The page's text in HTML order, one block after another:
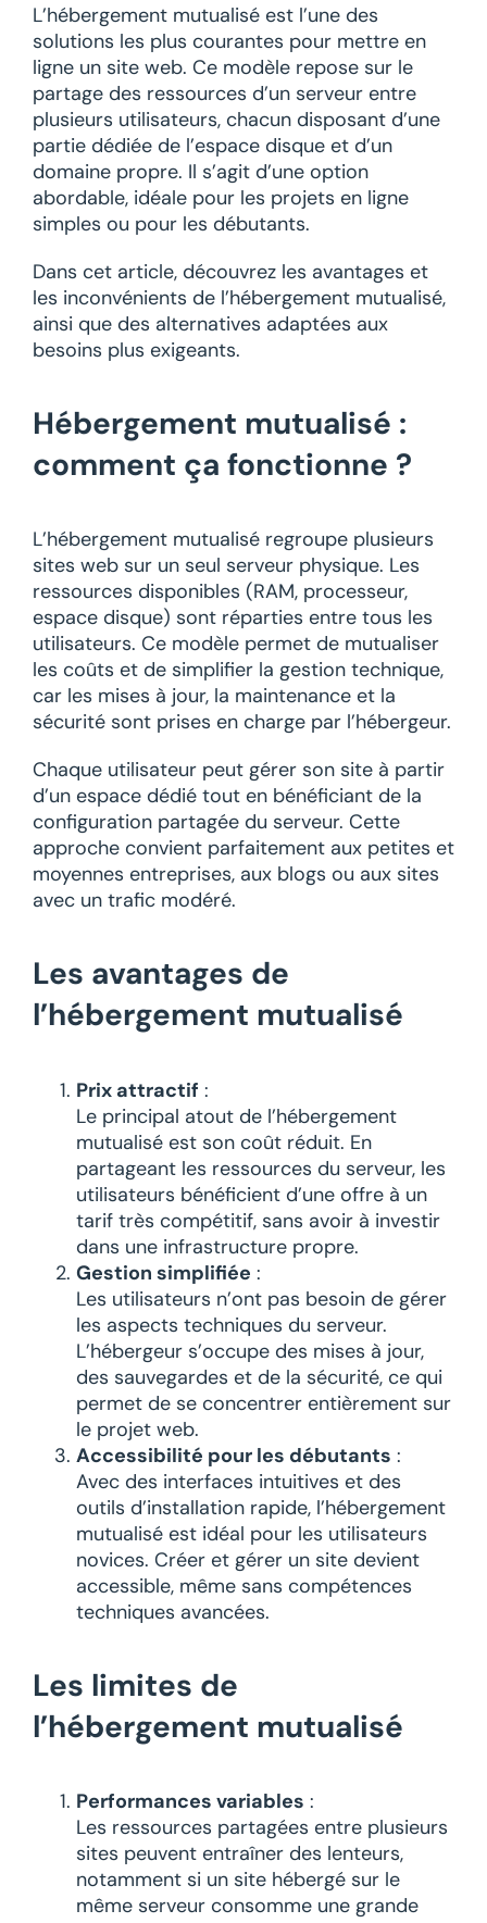
L’hébergement mutualisé est l’une des
solutions les plus courantes pour mettre en
ligne un site web. Ce modèle repose sur le
partage des ressources d’un serveur entre
plusieurs utilisateurs, chacun disposant d’une
partie dédiée de l’espace disque et d’un
domaine propre. Il s’agit d’une option
abordable, idéale pour les projets en ligne
simples ou pour les débutants.
Dans cet article, découvrez les avantages et
les inconvénients de l’hébergement mutualisé,
ainsi que des alternatives adaptées aux
besoins plus exigeants.
Hébergement mutualisé :
comment ça fonctionne ?
L’hébergement mutualisé regroupe plusieurs
sites web sur un seul serveur physique. Les
ressources disponibles (RAM, processeur,
espace disque) sont réparties entre tous les
utilisateurs. Ce modèle permet de mutualiser
les coûts et de simplifier la gestion technique,
car les mises à jour, la maintenance et la
sécurité sont prises en charge par l’hébergeur.
Chaque utilisateur peut gérer son site à partir
d’un espace dédié tout en bénéficiant de la
configuration partagée du serveur. Cette
approche convient parfaitement aux petites et
moyennes entreprises, aux blogs ou aux sites
avec un trafic modéré.
Les avantages de
l’hébergement mutualisé
Prix attractif :
Le principal atout de l’hébergement
mutualisé est son coût réduit. En
partageant les ressources du serveur, les
utilisateurs bénéficient d’une offre à un
tarif très compétitif, sans avoir à investir
dans une infrastructure propre.
Gestion simplifiée :
Les utilisateurs n’ont pas besoin de gérer
les aspects techniques du serveur.
L’hébergeur s’occupe des mises à jour,
des sauvegardes et de la sécurité, ce qui
permet de se concentrer entièrement sur
le projet web.
Accessibilité pour les débutants :
Avec des interfaces intuitives et des
outils d’installation rapide, l’hébergement
mutualisé est idéal pour les utilisateurs
novices. Créer et gérer un site devient
accessible, même sans compétences
techniques avancées.
Les limites de
l’hébergement mutualisé
Performances variables :
Les ressources partagées entre plusieurs
sites peuvent entraîner des lenteurs,
notamment si un site hébergé sur le
même serveur consomme une grande